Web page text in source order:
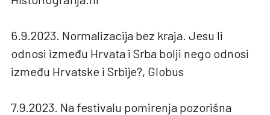
6.9.2023. Normalizacija bez kraja. Jesu li
odnosi između Hrvata i Srba bolji nego odnosi
između Hrvatske i Srbije?, Globus
7.9.2023. Na festivalu pomirenja pozorišna